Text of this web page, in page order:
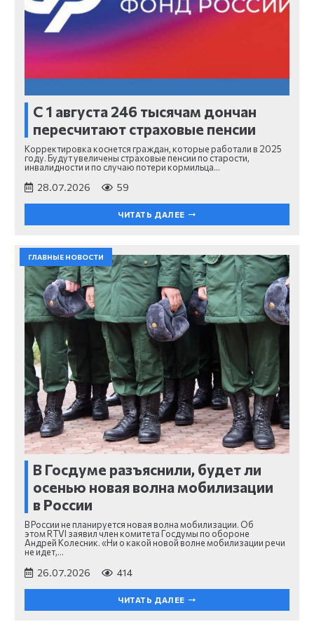
С 1 августа 246 тысячам дончан
пересчитают страховые пенсии
Корректировка коснется граждан, которые работали в 2025
году. Будут увеличены страховые пенсии по старости,
инвалидности и по случаю потери кормильца…
28.07.2026 59
ЧИТАТЬ ДАЛЕЕ
ГЛАВНЫЕ НОВОСТИ
В Госдуме разъяснили, будет ли
осенью новая волна мобилизации
в России
В России не планируется новая волна мобилизации. Об
этом RTVI заявил член комитета Госдумы по обороне
Андрей Колесник. «Ни о какой новой волне мобилизации речи
не идет,…
26.07.2026 414
ЧИТАТЬ ДАЛЕЕ